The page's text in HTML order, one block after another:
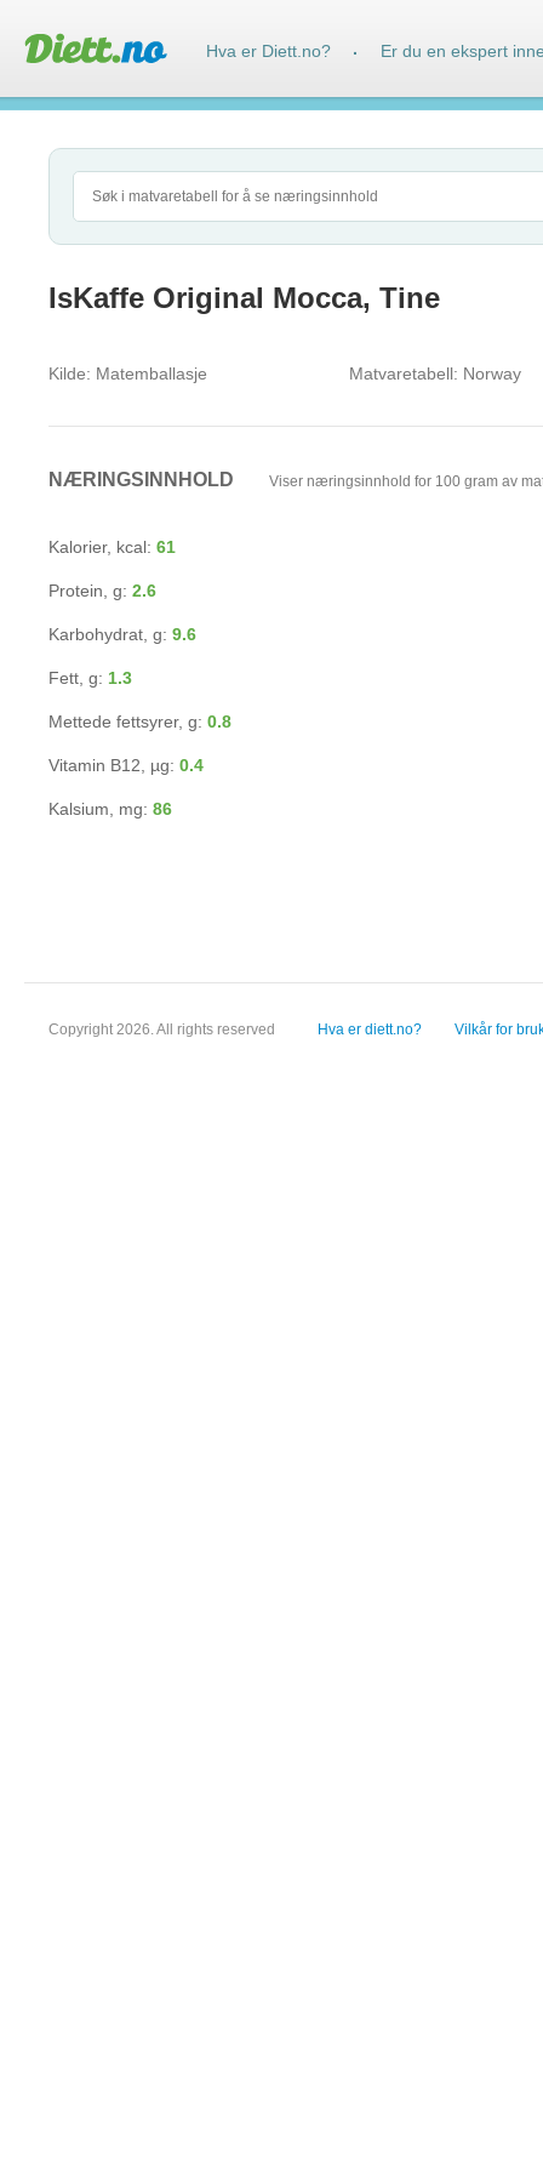
IsKaffe Original Mocca, Tine
Kilde: Matemballasje Matvaretabell: Norway
NÆRINGSINNHOLD Viser næringsinnhold for 100 gram av
Kalorier, kcal: 61
Protein, g: 2.6
Karbohydrat, g: 9.6
Fett, g: 1.3
Mettede fettsyrer, g: 0.8
Vitamin B12, µg: 0.4
Kalsium, mg: 86
Copyright 2026. All rights reserved Hva er diett.no? Vilkår for
Hva er Diett.no? · Er du en ekspert